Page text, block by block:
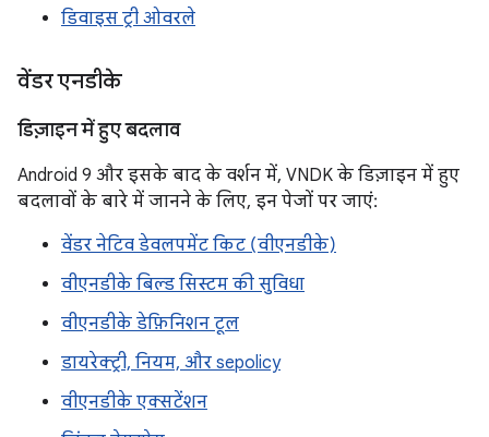
डिवाइस ट्री ओवरले
वेंडर एनडीके
डिज़ाइन में हुए बदलाव
Android 9 और इसके बाद के वर्शन में, VNDK के डिज़ाइन में हुए
बदलावों के बारे में जानने के लिए, इन पेजों पर जाएं:
वेंडर नेटिव डेवलपमेंट किट (वीएनडीके)
वीएनडीके बिल्ड सिस्टम की सुविधा
वीएनडीके डेफ़िनिशन टूल
डायरेक्ट्री, नियम, और sepolicy
वीएनडीके एक्सटेंशन